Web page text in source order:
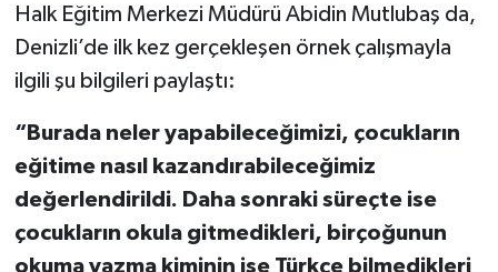
Halk Eğitim Merkezi Müdürü Abidin Mutlubaş da,
Denizli’de ilk kez gerçekleşen örnek çalışmayla
ilgili şu bilgileri paylaştı:
“Burada neler yapabileceğimizi, çocukların
eğitime nasıl kazandırabileceğimiz
değerlendirildi. Daha sonraki süreçte ise
çocukların okula gitmedikleri, birçoğunun
okuma yazma kiminin ise Türkçe bilmedikleri